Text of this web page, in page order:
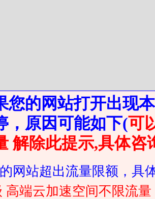
您的网站打开出现
，原因可能如下(可
解除此提示,具体咨
网站超出流量限额，具
高端云加速空间不限流